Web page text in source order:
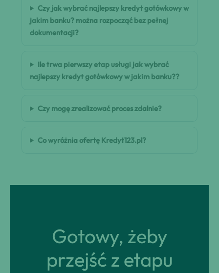
Czy jak wybrać najlepszy kredyt gotówkowy w
jakim banku? można rozpocząć bez pełnej
dokumentacji?
Ile trwa pierwszy etap usługi jak wybrać
najlepszy kredyt gotówkowy w jakim banku??
Czy mogę zrealizować proces zdalnie?
Co wyróżnia ofertę Kredyt123.pl?
Gotowy, żeby
przejść z etapu